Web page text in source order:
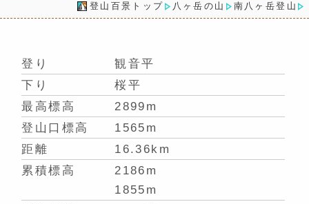
登山百景トップ 八ヶ岳の山 南八ヶ岳登山
登り
観音平
下り
桜平
最高標高
2899m
登山口標高
1565m
距離
16.36km
累積標高
2186m
1855m